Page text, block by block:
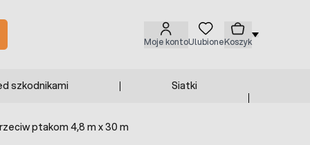
Moje kontoUlubioneKoszyk
szkodnikami Siatki
ptakom 4,8 m x 30 m